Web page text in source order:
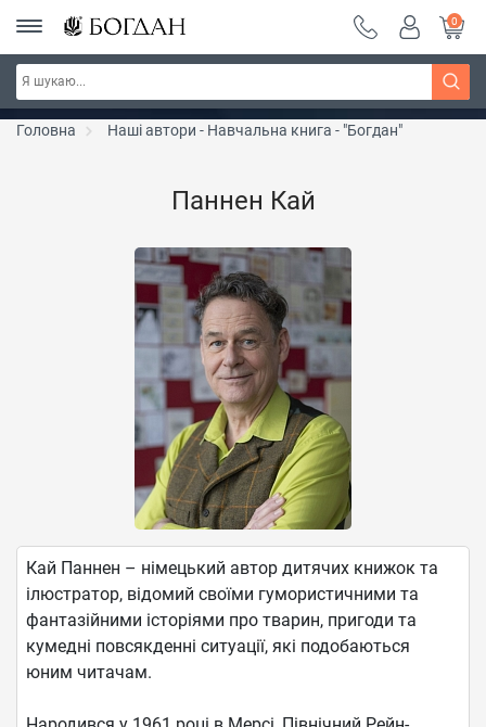
Серія "Чейзіана" ~ знижка 20%
0
Головна Наші автори - Навчальна книга - "Богдан"
Паннен Кай
Кай Паннен – німецький автор дитячих книжок та
ілюстратор, відомий своїми гумористичними та
фантазійними історіями про тварин, пригоди та
кумедні повсякденні ситуації, які подобаються
юним читачам.